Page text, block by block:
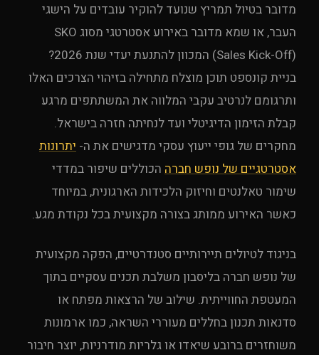
מדובר בטיול תמריץ שנועד להוקיר עובדים על הישגי
העבר, או שמא מדובר באירוע אסטרטגי מסוג SKO
(Sales Kick-Off) המכוון להתנעת יעדי שנת 2026?
בניית קונספט תוכן מוצלח מתחילה בזיהוי הצרכים האלו
ותרגומם לנרטיב עקבי המלווה את המשתתפים מרגע
קבלת הזימון הדיגיטלי ועד לנחיתה חזרה בישראל.
מחקרים של גופי ייעוץ עסקי מדגישים את ה- יתרונות
אסטרטגיים של נופש חברה הכוללים שיפור במדדי
שימור טאלנטים וחיזוק הלכידות הארגונית, במיוחד
כאשר האירוע ממותג בצורה מקצועית בכל נקודת מגע.
בניגוד לטיולים תיירותיים סטנדרטיים, הפקה מקצועית
של נופש חברה בליסבון משלבת תכנים עסקיים בתוך
המעטפת החווייתית. שילוב של הרצאות מפתח או
סדנאות תכנון בחללים מעוררי השראה, כמו ארמונות
משוחזרים ברובע שיאדו או גלריות מודרניות, יוצר חיבור